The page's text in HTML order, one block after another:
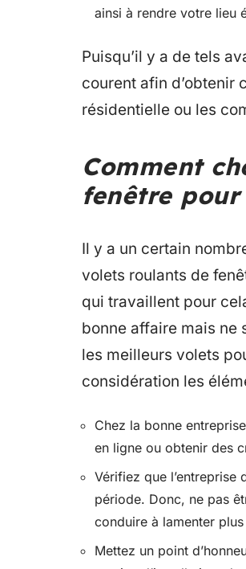
ainsi à rendre votre lieu
Puisqu’il y a de tels
courent afin d’obtenir
résidentielle ou les
Comment
fenêtre
Il y a un certain
volets roulants de
qui travaillent pour
bonne affaire mais ne
les meilleurs volets
considération les
Chez la bonne
en ligne ou obtenir des
Vérifiez que l’entreprise
période. Donc, ne pas
conduire à lamenter
Mettez un point